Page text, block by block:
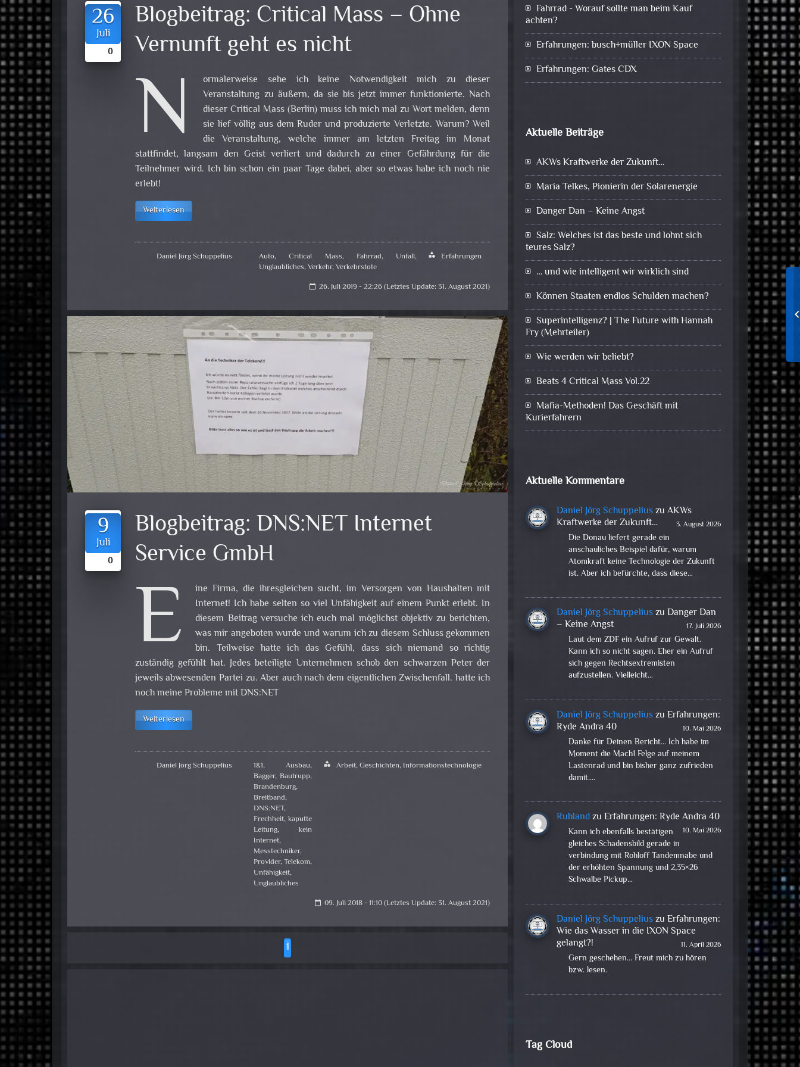
26
Juli
0
Blogbeitrag: Critical Mass – Ohne
Vernunft geht es nicht
N
ormalerweise sehe ich keine Notwendigkeit mich zu dieser
Veranstaltung zu äußern, da sie bis jetzt immer funktionierte. Nach
dieser Critical Mass (Berlin) muss ich mich mal zu Wort melden, denn
sie lief völlig aus dem Ruder und produzierte Verletzte. Warum? Weil
die Veranstaltung, welche immer am letzten Freitag im Monat
stattfindet, langsam den Geist verliert und dadurch zu einer Gefährdung für die
Teilnehmer wird. Ich bin schon ein paar Tage dabei, aber so etwas habe ich noch nie
erlebt!
Weiterlesen
Daniel Jörg Schuppelius Auto,Critical Mass,Fahrrad,Unfall,
Unglaubliches,Verkehr,Verkehrstote
category Erfahrungen
calendar_today 26. Juli 2019 - 22:26 (Letztes Update: 31. August 2021)
9
Juli
0
Blogbeitrag: DNS:NET Internet
Service GmbH
E
ine Firma, die ihresgleichen sucht, im Versorgen von Haushalten mit
Internet! Ich habe selten so viel Unfähigkeit auf einem Punkt erlebt. In
diesem Beitrag versuche ich euch mal möglichst objektiv zu berichten,
was mir angeboten wurde und warum ich zu diesem Schluss gekommen
bin. Teilweise hatte ich das Gefühl, dass sich niemand so richtig
zuständig gefühlt hat. Jedes beteiligte Unternehmen schob den schwarzen Peter der
jeweils abwesenden Partei zu. Aber auch nach dem eigentlichen Zwischenfall. hatte ich
noch meine Probleme mit DNS:NET
Weiterlesen
Daniel Jörg Schuppelius 1&1,Ausbau,
Bagger,Bautrupp,
Brandenburg,
Breitband,
DNS:NET,
Frechheit,kaputte
Leitung,kein
Internet,
Messtechniker,
Provider,Telekom,
Unfähigkeit,
Unglaubliches
category Arbeit,Geschichten, Informationstechnologie
calendar_today 09. Juli 2018 - 11:10 (Letztes Update: 31. August 2021)
1
Fahrrad - Worauf sollte man beim Kauf
achten?
Erfahrungen: busch+müller IXON Space
Erfahrungen: Gates CDX
Aktuelle Beiträge
AKWs Kraftwerke der Zukunft…
Maria Telkes, Pionierin der Solarenergie
Danger Dan – Keine Angst
Salz: Welches ist das beste und lohnt sich
teures Salz?
… und wie intelligent wir wirklich sind
Können Staaten endlos Schulden machen?
Superintelligenz? | The Future with Hannah
Fry (Mehrteiler)
Wie werden wir beliebt?
Beats 4 Critical Mass Vol.22
Mafia-Methoden! Das Geschäft mit
Kurierfahrern
Aktuelle Kommentare
Daniel Jörg SchuppeliuszuAKWs
Kraftwerke der Zukunft…
3. August 2026
Die Donau liefert gerade ein
anschauliches Beispiel dafür, warum
Atomkraft keine Technologie der Zukunft
ist. Aber ich befürchte, dass diese…
Daniel Jörg SchuppeliuszuDanger Dan
– Keine Angst
17. Juli 2026
Laut dem ZDF ein Aufruf zur Gewalt.
Kann ich so nicht sagen. Eher ein Aufruf
sich gegen Rechtsextremisten
aufzustellen. Vielleicht…
Daniel Jörg SchuppeliuszuErfahrungen:
Ryde Andra 40
10. Mai 2026
Danke für Deinen Bericht... Ich habe im
Moment die Mach1 Felge auf meinem
Lastenrad und bin bisher ganz zufrieden
damit.…
RuhlandzuErfahrungen: Ryde Andra 40
10. Mai 2026
Kann ich ebenfalls bestätigen
gleiches Schadensbild gerade in
verbindung mit Rohloff Tandemnabe und
der erhöhten Spannung und 2,35×26
Schwalbe Pickup…
Daniel Jörg SchuppeliuszuErfahrungen:
Wie das Wasser in die IXON Space
gelangt?!
11. April 2026
Gern geschehen... Freut mich zu hören
bzw. lesen.
Tag Cloud